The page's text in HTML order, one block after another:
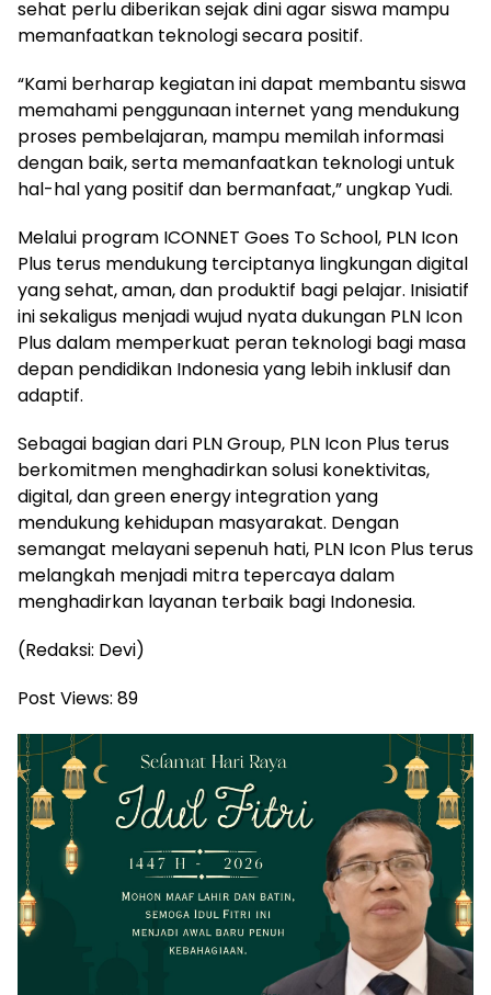
sehat perlu diberikan sejak dini agar siswa mampu
memanfaatkan teknologi secara positif.
“Kami berharap kegiatan ini dapat membantu siswa
memahami penggunaan internet yang mendukung
proses pembelajaran, mampu memilah informasi
dengan baik, serta memanfaatkan teknologi untuk
hal-hal yang positif dan bermanfaat,” ungkap Yudi.
Melalui program ICONNET Goes To School, PLN Icon
Plus terus mendukung terciptanya lingkungan digital
yang sehat, aman, dan produktif bagi pelajar. Inisiatif
ini sekaligus menjadi wujud nyata dukungan PLN Icon
Plus dalam memperkuat peran teknologi bagi masa
depan pendidikan Indonesia yang lebih inklusif dan
adaptif.
Sebagai bagian dari PLN Group, PLN Icon Plus terus
berkomitmen menghadirkan solusi konektivitas,
digital, dan green energy integration yang
mendukung kehidupan masyarakat. Dengan
semangat melayani sepenuh hati, PLN Icon Plus terus
melangkah menjadi mitra tepercaya dalam
menghadirkan layanan terbaik bagi Indonesia.
(Redaksi: Devi)
Post Views: 89